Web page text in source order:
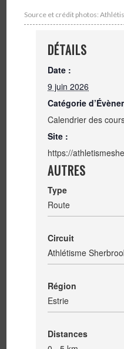
Source et crédit photos:
DÉTAILS
Date :
9 juin 2026
Catégorie
Calendrier des
Site :
https://
AUTRES
Type
Route
Circuit
Athlétisme
Région
Estrie
Distances